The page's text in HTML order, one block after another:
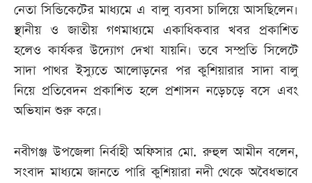
নেতা সিন্ডিকেটের মাধ্যমে এ বালু ব্যবসা চালিয়ে আসছিলেন।
স্থানীয় ও জাতীয় গণমাধ্যমে একাধিকবার খবর প্রকাশিত
হলেও কার্যকর উদ্যোগ দেখা যায়নি। তবে সম্প্রতি সিলেটে
সাদা পাথর ইস্যুতে আলোড়নের পর কুশিয়ারার সাদা বালু
নিয়ে প্রতিবেদন প্রকাশিত হলে প্রশাসন নড়েচড়ে বসে এবং
অভিযান শুরু করে।
নবীগঞ্জ উপজেলা নির্বাহী অফিসার মো. রুহুল আমীন বলেন,
সংবাদ মাধ্যমে জানতে পারি কুশিয়ারা নদী থেকে অবৈধভাবে